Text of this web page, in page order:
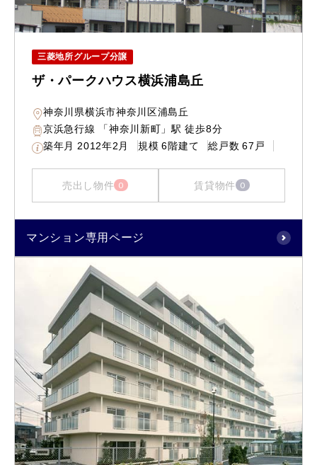
三菱地所グループ分譲
ザ・パークハウス横浜浦島丘
神奈川県横浜市神奈川区浦島丘
京浜急行線 「神奈川新町」駅 徒歩8分
築年月 2012年2月 規模 6階建て 総戸数 67戸
売出し物件 0 賃貸物件 0
マンション専用ページ